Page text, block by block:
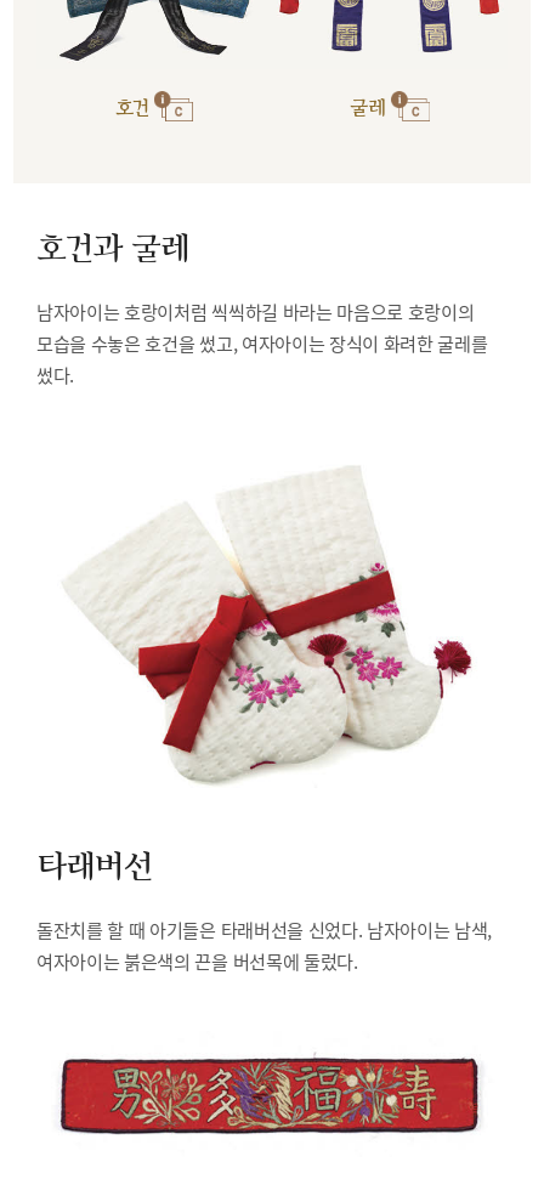
호건 굴레
호건과 굴레
남자아이는 호랑이처럼 씩씩하길 바라는 마음으로 호랑이의
모습을 수놓은 호건을 썼고, 여자아이는 장식이 화려한 굴레를
썼다.
타래버선
돌잔치를 할 때 아기들은 타래버선을 신었다. 남자아이는 남색,
여자아이는 붉은색의 끈을 버선목에 둘렀다.